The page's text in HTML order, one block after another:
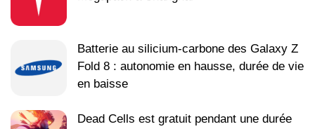
Batterie au silicium-carbone des Galaxy Z
Fold 8 : autonomie en hausse, durée de vie
en baisse
Dead Cells est gratuit pendant une durée